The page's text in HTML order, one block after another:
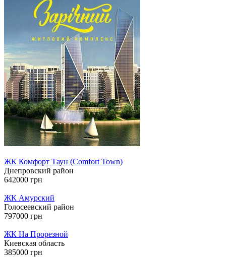
ЖК Комфорт Таун (Comfort Town)
Днепровский район
642000 грн
ЖК Амурский
Голосеевский район
797000 грн
ЖК На Прорезной
Киевская область
385000 грн